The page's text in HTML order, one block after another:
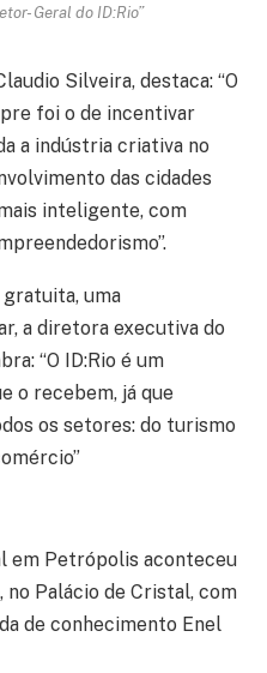
Geral do ID:Rio”
Silveira, destaca: “O
foi o de incentivar
a indústria criativa no
das cidades
inteligente, com
uma
a diretora executiva do
“O ID:Rio é um
o recebem, já que
os setores: do turismo
em Petrópolis aconteceu
no Palácio de Cristal, com
de conhecimento Enel